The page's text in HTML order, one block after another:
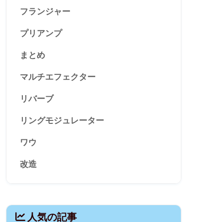
フランジャー
プリアンプ
まとめ
マルチエフェクター
リバーブ
リングモジュレーター
ワウ
改造
人気の記事